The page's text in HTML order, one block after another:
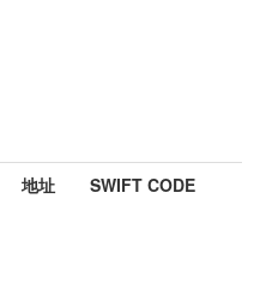
地址 SWIFT CODE